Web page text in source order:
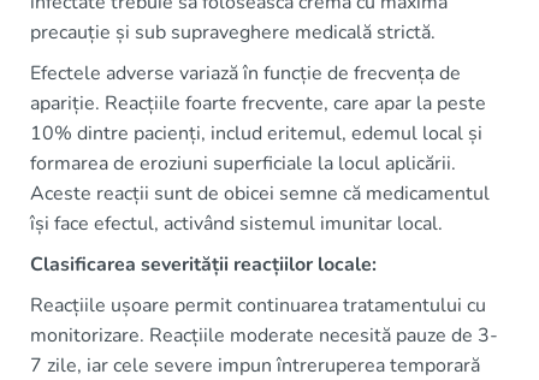
precauție și sub supraveghere medicală strictă.
Efectele adverse variază în funcție de frecvența de
apariție. Reacțiile foarte frecvente, care apar la peste
10% dintre pacienți, includ eritemul, edemul local și
formarea de eroziuni superficiale la locul aplicării.
Aceste reacții sunt de obicei semne că medicamentul
își face efectul, activând sistemul imunitar local.
Clasificarea severității reacțiilor locale:
Reacțiile ușoare permit continuarea tratamentului cu
monitorizare. Reacțiile moderate necesită pauze de 3-
7 zile, iar cele severe impun întreruperea temporară